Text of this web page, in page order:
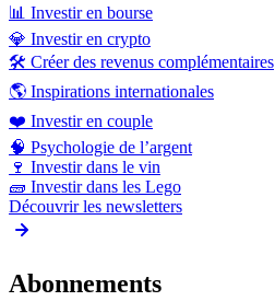
📊 Investir en bourse
💎 Investir en crypto
🛠️ Créer des revenus complémentaires
🌎 Inspirations internationales
❤️ Investir en couple
🧠 Psychologie de l’argent
🍷 Investir dans le vin
🧱 Investir dans les Lego
Découvrir les newsletters
Abonnements